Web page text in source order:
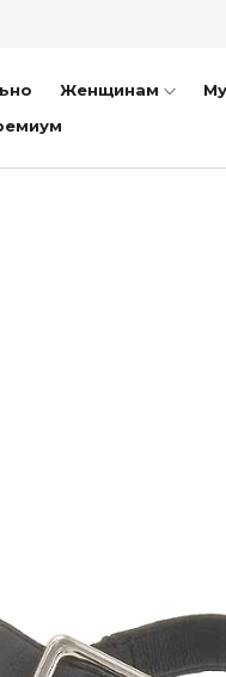
Женщинам